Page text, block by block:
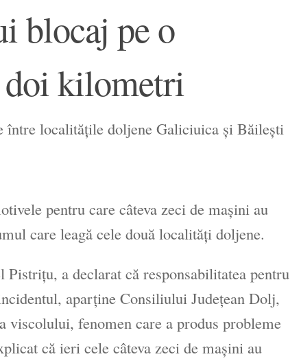
blocaj pe o
kilometri
între localităţile doljene Galiciuica şi Băileşti
pentru care câteva zeci de maşini au
care leagă cele două localităţi doljene.
a declarat că responsabilitatea pentru
aparţine Consiliului Judeţean Dolj,
viscolului, fenomen care a produs probleme
că ieri cele câteva zeci de maşini au